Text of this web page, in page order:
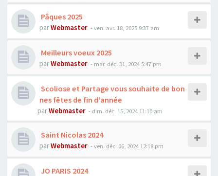
Pâques 2025
parWebmaster - ven. avr. 18, 2025 9:37 am
Meilleurs voeux 2025
parWebmaster - mar. déc. 31, 2024 5:47 pm
Scoliose et Partage vous souhaite de bon
nes fêtes de fin d'année
parWebmaster - dim. déc. 15, 2024 11:10 am
Saint Nicolas 2024
parWebmaster - ven. déc. 06, 2024 12:18 pm
JO PARIS 2024